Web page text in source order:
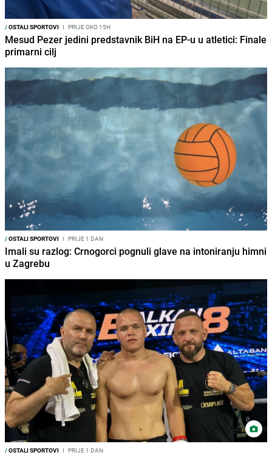
/OSTALI SPORTOVI I PRIJE OKO 15H
Mesud Pezer jedini predstavnik BiH na EP-u u atletici: Finale
primarni cilj
/OSTALI SPORTOVI I PRIJE 1 DAN
Imali su razlog: Crnogorci pognuli glave na intoniranju himni
u Zagrebu
/OSTALI SPORTOVI I PRIJE 1 DAN